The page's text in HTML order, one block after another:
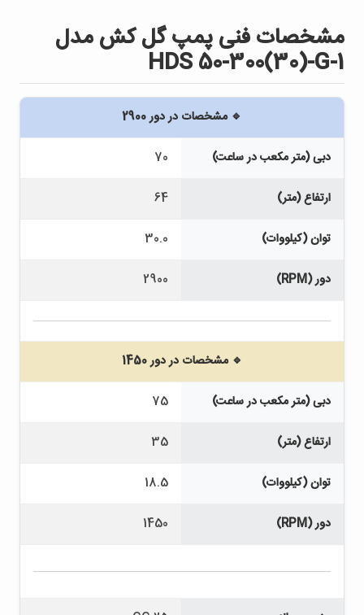
مشخصات فنی پمپ گل كش مدل
HDS 50-300(30)-G-1
🔹 مشخصات در دور 2900
دبی (متر مکعب در ساعت) 70
ارتفاع (متر) 64
توان (کیلووات) 30.0
دور (RPM) 2900
🔹 مشخصات در دور 1450
دبی (متر مکعب در ساعت) 75
ارتفاع (متر) 35
توان (کیلووات) 18.5
دور (RPM) 1450